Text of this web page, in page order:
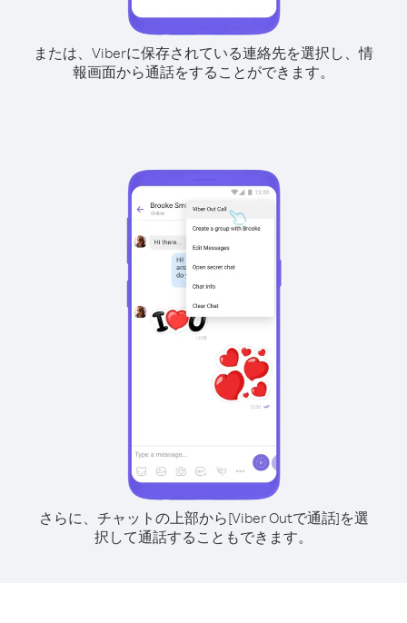
または、Viberに保存されている連絡先を選択し、情
報画面から通話をすることができます。
さらに、チャットの上部から[Viber Outで通話]を選
択して通話することもできます。